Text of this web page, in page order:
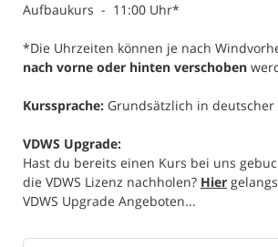
Aufbaukurs - 11:00 Uhr*
*Die Uhrzeiten können je nach
nach vorne oder hinten verschoben
Kurssprache: Grundsätzlich in deutscher
VDWS Upgrade:
Hast du bereits einen Kurs bei uns
die VDWS Lizenz nachholen? Hier
VDWS Upgrade Angeboten...